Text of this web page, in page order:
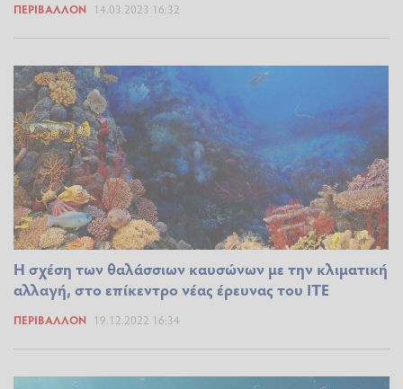
ΠΕΡΙΒΆΛΛΟΝ 14.03.2023 16:32
Η σχέση των θαλάσσιων καυσώνων με την κλιματική
αλλαγή, στο επίκεντρο νέας έρευνας του ΙΤΕ
ΠΕΡΙΒΆΛΛΟΝ 19.12.2022 16:34